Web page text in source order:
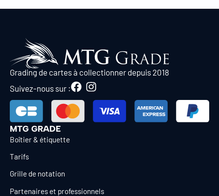
Grading de cartes à collectionner depuis 2018
Suivez-nous sur :
MTG GRADE
Boîtier & étiquette
Tarifs
Grille de notation
Partenaires et professionnels